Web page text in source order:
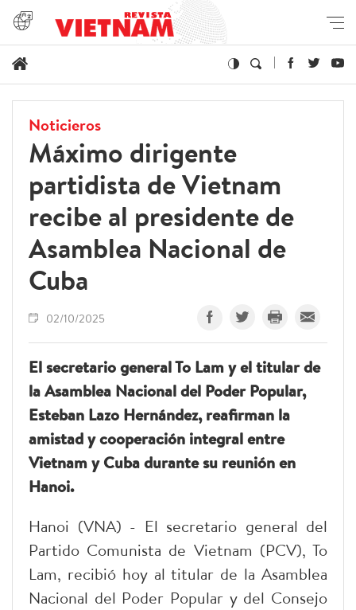
Noticieros
Máximo dirigente
partidista de Vietnam
recibe al presidente de
Asamblea Nacional de
Cuba
02/10/2025
El secretario general To Lam y el titular de
la Asamblea Nacional del Poder Popular,
Esteban Lazo Hernández, reafirman la
amistad y cooperación integral entre
Vietnam y Cuba durante su reunión en
Hanoi.
Hanoi (VNA) - El secretario general del
Partido Comunista de Vietnam (PCV), To
Lam, recibió hoy al titular de la Asamblea
Nacional del Poder Popular y del Consejo